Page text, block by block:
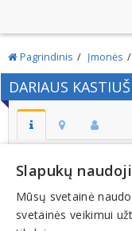
Pagrindinis Įmonės
DARIAUS
Adresas:
VIKAIČIŲ K.
Kodas:
161450237
Slapukų
Mūsų svetainė
svetainės veikimui